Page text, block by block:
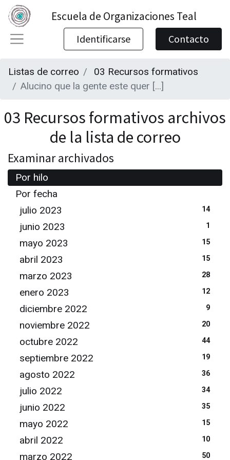
Escuela de Organizaciones Teal
Identificarse Contacto
Listas de correo
03 Recursos formativos
Alucino que la gente este quer [...]
03 Recursos formativos archivos
de la lista de correo
Examinar archivados
Por hilo
Por fecha
julio 2023
14
junio 2023 1
mayo 2023 15
abril 2023 15
marzo 2023 28
enero 2023 12
diciembre 2022 9
noviembre 2022 20
octubre 2022 44
septiembre 2022 19
agosto 2022 36
julio 2022 34
junio 2022 35
mayo 2022 15
abril 2022 10
marzo 2022 50